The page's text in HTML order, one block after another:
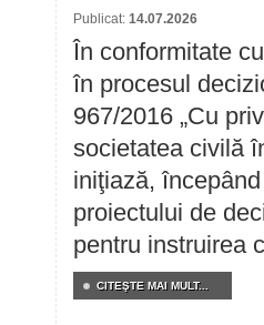
Publicat: 14.07.2026
În conformitate
în procesul
967/2016 „Cu
societatea civilă
iniţiază,
proiectului de
pentru instruirea
CITEŞTE MAI MULT...